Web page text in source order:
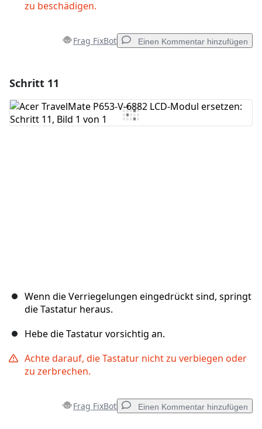
zu beschädigen.
Frag FixBot Einen Kommentar hinzufügen
Kommentar hinzufügen
Schritt 11
Wenn die Verriegelungen eingedrückt sind, springt
die Tastatur heraus.
Hebe die Tastatur vorsichtig an.
Achte darauf, die Tastatur nicht zu verbiegen oder
zu zerbrechen.
Frag FixBot Einen Kommentar hinzufügen